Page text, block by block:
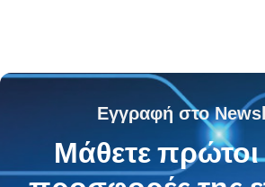
Εγγραφή στο
Μάθετε πρώτοι